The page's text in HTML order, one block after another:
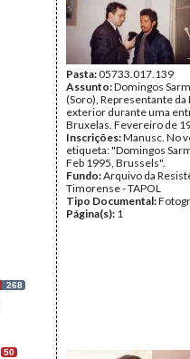
268
50
Pasta:05733.017.139
Assunto:Domingos
(Soro), Representante da
exterior durante uma
Bruxelas. Fevereiro de
Inscrições:Manusc. No
etiqueta: "Domingos
Feb 1995, Brussels".
Fundo:Arquivo da
Timorense - TAPOL
Tipo Documental:
Página(s): 1